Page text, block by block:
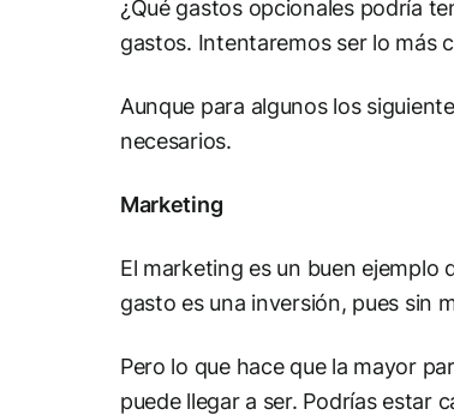
¿Qué gastos opcionales podría
gastos. Intentaremos ser lo más
Aunque para algunos los
necesarios.
Marketing
El marketing es un buen ejemplo
gasto es una inversión, pues sin
Pero lo que hace que la mayor
puede llegar a ser. Podrías estar